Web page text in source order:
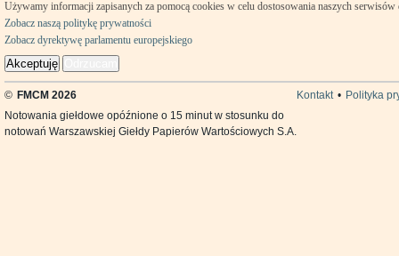
Używamy informacji zapisanych za pomocą cookies w celu dostosowania naszych
Zobacz naszą politykę prywatności
Zobacz dyrektywę parlamentu europejskiego
Akceptuję
© FMCM 2026 Kontakt • Polityka
Notowania giełdowe opóźnione o 15 minut w stosunku do
notowań Warszawskiej Giełdy Papierów Wartościowych S.A.